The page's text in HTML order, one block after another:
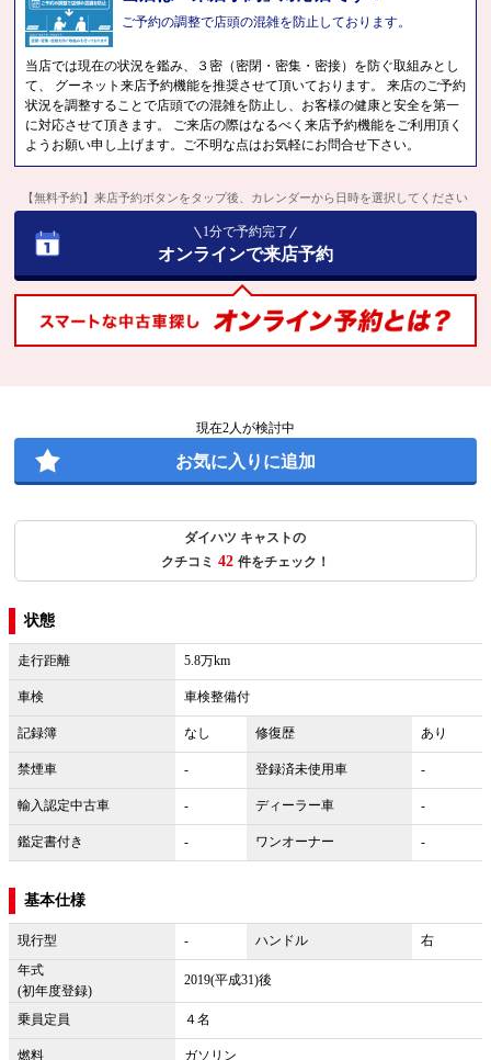
ご予約の調整で店頭の混雑を防止しております。
当店では現在の状況を鑑み、３密（密閉・密集・密接）を防ぐ取組みとし
て、 グーネット来店予約機能を推奨させて頂いております。 来店のご予約
状況を調整することで店頭での混雑を防止し、お客様の健康と安全を第一
に対応させて頂きます。 ご来店の際はなるべく来店予約機能をご利用頂く
ようお願い申し上げます。ご不明な点はお気軽にお問合せ下さい。
【無料予約】来店予約ボタンをタップ後、カレンダーから日時を選択してください
1分で予約完了
オンラインで来店予約
現在2人が検討中
お気に入りに追加
ダイハツ キャストの
クチコミ 42 件をチェック！
状態
走行距離 5.8万km
車検 車検整備付
記録簿 なし 修復歴 あり
禁煙車 - 登録済未使用車 -
輸入認定中古車 - ディーラー車 -
鑑定書付き - ワンオーナー -
基本仕様
現行型 - ハンドル
右
年式
(初年度登録)
2019(平成31)後
乗員定員 ４名
燃料 ガソリン